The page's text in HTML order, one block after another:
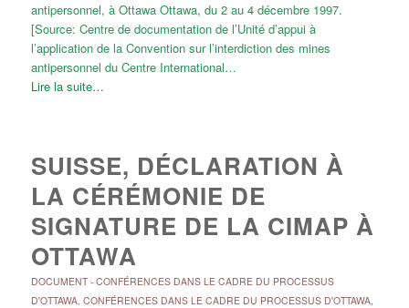
antipersonnel, à Ottawa Ottawa, du 2 au 4 décembre 1997.
[Source: Centre de documentation de l’Unité d’appui à
l’application de la Convention sur l’interdiction des mines
antipersonnel du Centre International…
Lire la suite…
SUISSE, DÉCLARATION À
LA CÉRÉMONIE DE
SIGNATURE DE LA CIMAP À
OTTAWA
DOCUMENT- CONFÉRENCES DANS LE CADRE DU PROCESSUS
D'OTTAWA, CONFÉRENCES DANS LE CADRE DU PROCESSUS D'OTTAWA,